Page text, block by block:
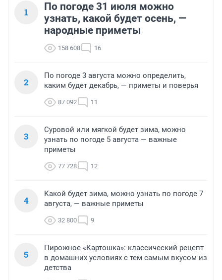
1
По погоде 31 июля можно
узнать, какой будет осень, —
народные приметы
158 608 16
2
По погоде 3 августа можно определить,
каким будет декабрь, — приметы и поверья
87 092 11
3
Суровой или мягкой будет зима, можно
узнать по погоде 5 августа — важные
приметы
77 728 12
4
Какой будет зима, можно узнать по погоде 7
августа, — важные приметы
32 800 9
5
Пирожное «Картошка»: классический рецепт
в домашних условиях с тем самым вкусом из
детства